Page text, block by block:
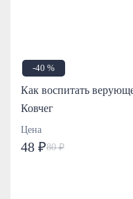
-40 %
Как воспитать
Ковчег
Цена
48 ₽80 ₽